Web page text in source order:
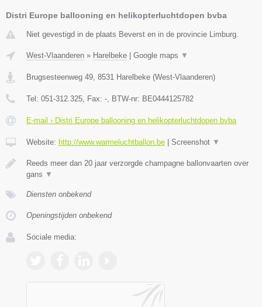
Distri Europe ballooning en helikopterluchtdopen bvba
Niet gevestigd in de plaats Beverst en in de provincie Limburg.
West-Vlaanderen » Harelbeke Google maps ▼
Brugsesteenweg 49, 8531 Harelbeke (West-Vlaanderen)
Tel: 051-312.325, Fax: -, BTW-nr: BE0444125782
E-mail › Distri Europe ballooning en helikopterluchtdopen bvba
Website: http://www.warmeluchtballon.be Screenshot ▼
Reeds meer dan 20 jaar verzorgde champagne ballonvaarten over
gans ▼
Diensten onbekend
Openingstijden onbekend
Sociale media: